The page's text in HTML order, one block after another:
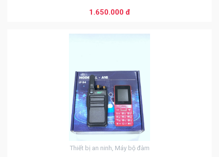
1.650.000 đ
Thiết bị an ninh, Máy bộ đàm